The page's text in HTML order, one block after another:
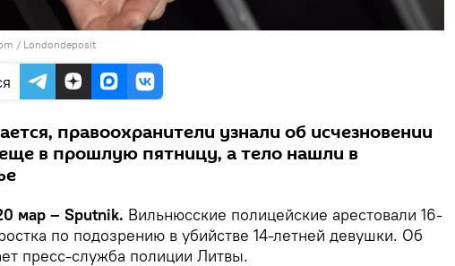
/ Londondeposit
правоохранители узнали об исчезновении
в прошлую пятницу, а тело нашли в
мар – Sputnik. Вильнюсские полицейские арестовали 16-
по подозрению в убийстве 14-летней девушки. Об
пресс-служба полиции Литвы.